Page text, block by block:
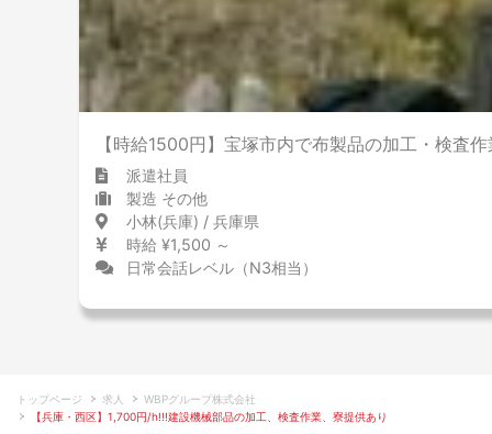
【時給1500円】宝塚市内で布製品の加工・検査
派遣社員
製造 その他
小林(兵庫) / 兵庫県
時給 ¥1,500 ～
日常会話レベル（N3相当）
トップページ 求人
WBPグループ株式会社
【兵庫・西区】1,700円/h!!!建設機械部品の加工、検査作業、寮提供あり